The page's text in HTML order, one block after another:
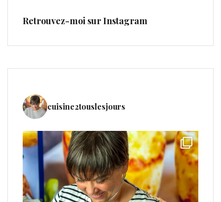
Retrouvez-moi sur Instagram
cuisine2touslesjours